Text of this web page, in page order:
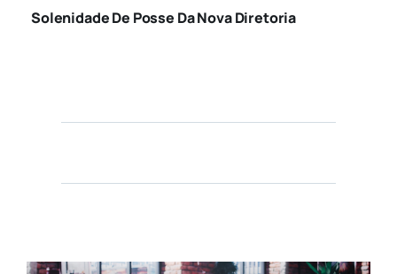
Solenidade De Posse Da Nova Diretoria